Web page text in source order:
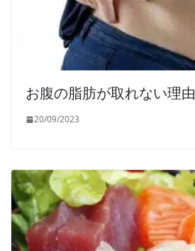
お腹の脂肪が取れない理由
20/09/2023